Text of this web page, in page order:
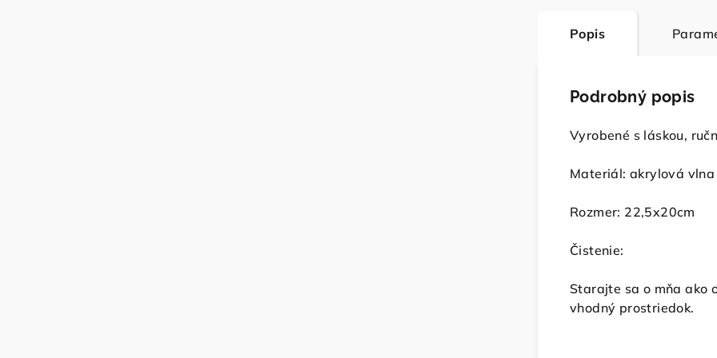
Popis
Podrobný popis
Vyrobené s láskou,
Materiál:akrylová vlna
Rozmer: 22,5x20cm
Čistenie:
Starajte sa o mňa ako
vhodný prostriedok.